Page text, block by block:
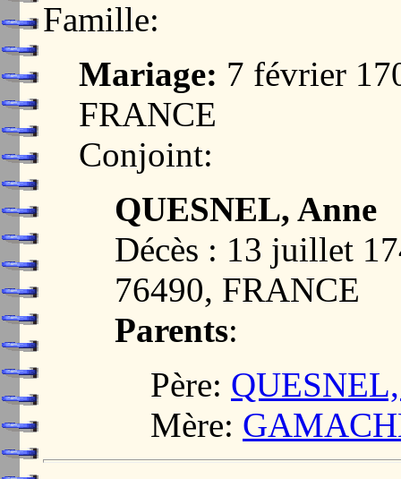
Famille:
Mariage: 7 février
FRANCE
Conjoint:
QUESNEL, Anne
Décès : 13 juillet
76490, FRANCE
Parents:
Père:
Mère: